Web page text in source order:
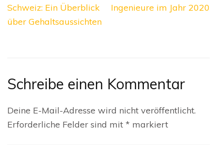
Schweiz: Ein Überblick
über Gehaltsaussichten
Ingenieure im Jahr 2020
Schreibe einen Kommentar
Deine E-Mail-Adresse wird nicht veröffentlicht.
Erforderliche Felder sind mit * markiert